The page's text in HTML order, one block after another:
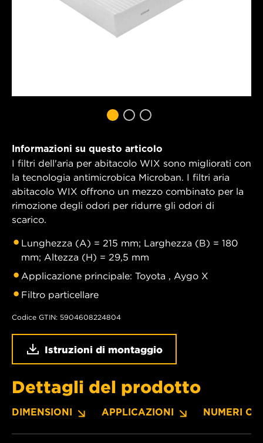
Informazioni su questo articolo
I filtri dell'aria per abitacolo WIX sono migliorati con
la tecnologia antimicrobica Microban. I filtri aria
abitacolo WIX offrono un mezzo combinato per la
rimozione degli odori per ridurre gli odori di
scarico.
Lunghezza (A) = 215 mm; Larghezza (B) = 180
mm; Altezza (H) = 29,5 mm
Applicazione principale: Toyota , Aygo X
Filtro particellare
Codice GTIN: 5904608224804
Istruzioni di montaggio
Dettagli del prodotto
DIMENSIONI APPLICAZIONI NUMERI OE